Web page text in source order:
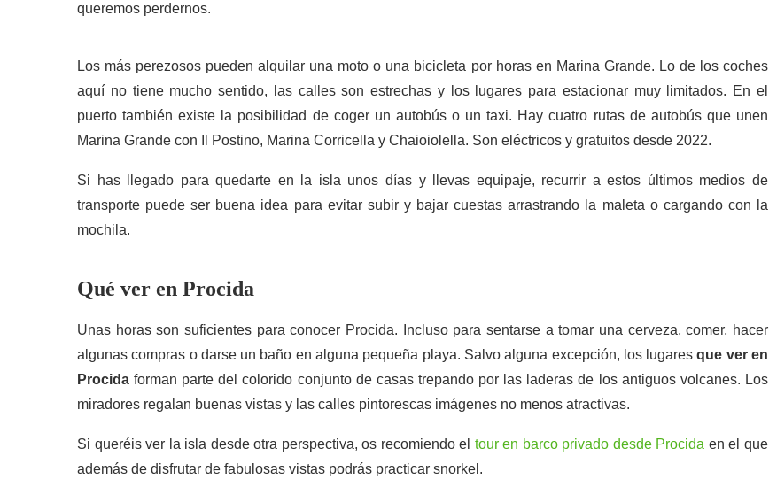
queremos perdernos.
Los más perezosos pueden alquilar una moto o una bicicleta por horas en Marina Grande. Lo de los coches
aquí no tiene mucho sentido, las calles son estrechas y los lugares para estacionar muy limitados. En el
puerto también existe la posibilidad de coger un autobús o un taxi. Hay cuatro rutas de autobús que unen
Marina Grande con Il Postino, Marina Corricella y Chaioiolella. Son eléctricos y gratuitos desde 2022.
Si has llegado para quedarte en la isla unos días y llevas equipaje, recurrir a estos últimos medios de
transporte puede ser buena idea para evitar subir y bajar cuestas arrastrando la maleta o cargando con la
mochila.
Qué ver en Procida
Unas horas son suficientes para conocer Procida. Incluso para sentarse a tomar una cerveza, comer, hacer
algunas compras o darse un baño en alguna pequeña playa. Salvo alguna excepción, los lugaresque ver en
Procida forman parte del colorido conjunto de casas trepando por las laderas de los antiguos volcanes. Los
miradores regalan buenas vistas y las calles pintorescas imágenes no menos atractivas.
Si queréis ver la isla desde otra perspectiva, os recomiendo el tour en barco privado desde Procida en el que
además de disfrutar de fabulosas vistas podrás practicar snorkel.